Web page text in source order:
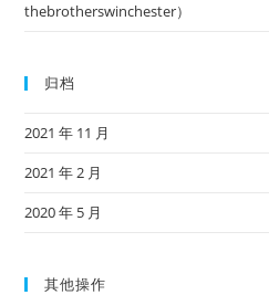
thebrotherswinchester）
归档
2021 年 11 月
2021 年 2 月
2020 年 5 月
其他操作